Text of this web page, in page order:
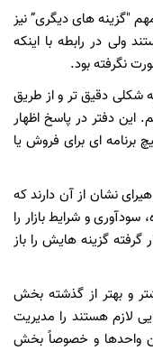
"گزینه های دیگری” نیز
ولی در رابطه با اینکه
نگرفته بود.
شکلی دقیق تر و از طریق
این دفتر در پاسخ اظهار
ای برای فروش یا
نشان از آن دارند که
و شرایط بازار را
گزینه هایش را باز
و بهتر از گذشته بخش
لازم هستند را مدیریت
واحدها و خصوصاً بخش